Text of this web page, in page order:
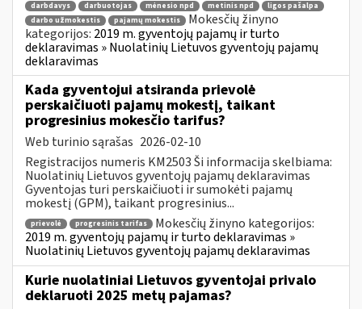
darbdavys darbuotojas mėnesio npd metinis npd
ligos pašalpa
darbo užmokestis
pajamų mokestis
Mokesčių žinyno
kategorijos: 2019 m. gyventojų pajamų ir turto
deklaravimas » Nuolatinių Lietuvos gyventojų pajamų
deklaravimas
Kada gyventojui atsiranda prievolė
perskaičiuoti pajamų mokestį, taikant
progresinius mokesčio tarifus?
Web turinio sąrašas 2026-02-10
Registracijos numeris KM2503 Ši informacija skelbiama:
Nuolatinių Lietuvos gyventojų pajamų deklaravimas
Gyventojas turi perskaičiuoti ir sumokėti pajamų
mokestį (GPM), taikant progresinius...
prievolė progresinis tarifas
Mokesčių žinyno kategorijos:
2019 m. gyventojų pajamų ir turto deklaravimas »
Nuolatinių Lietuvos gyventojų pajamų deklaravimas
Kurie nuolatiniai Lietuvos gyventojai privalo
deklaruoti 2025 metų pajamas?